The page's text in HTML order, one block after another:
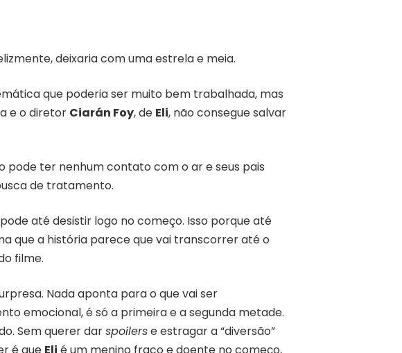
deixaria com uma estrela e meia.
que poderia ser muito bem trabalhada, mas
e o diretor Ciarán Foy, de Eli, não consegue salvar
pode ter nenhum contato com o ar e seus pais
de tratamento.
até desistir logo no começo. Isso porque até
que a história parece que vai transcorrer até o
filme.
Nada aponta para o que vai ser
emocional, é só a primeira e a segunda metade.
Sem querer darspoilerse estragar a “diversão”